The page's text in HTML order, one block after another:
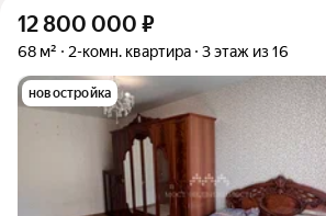
12 800 000 ₽
68 м² 2-комн. квартира 3 этаж из 16
новостройка